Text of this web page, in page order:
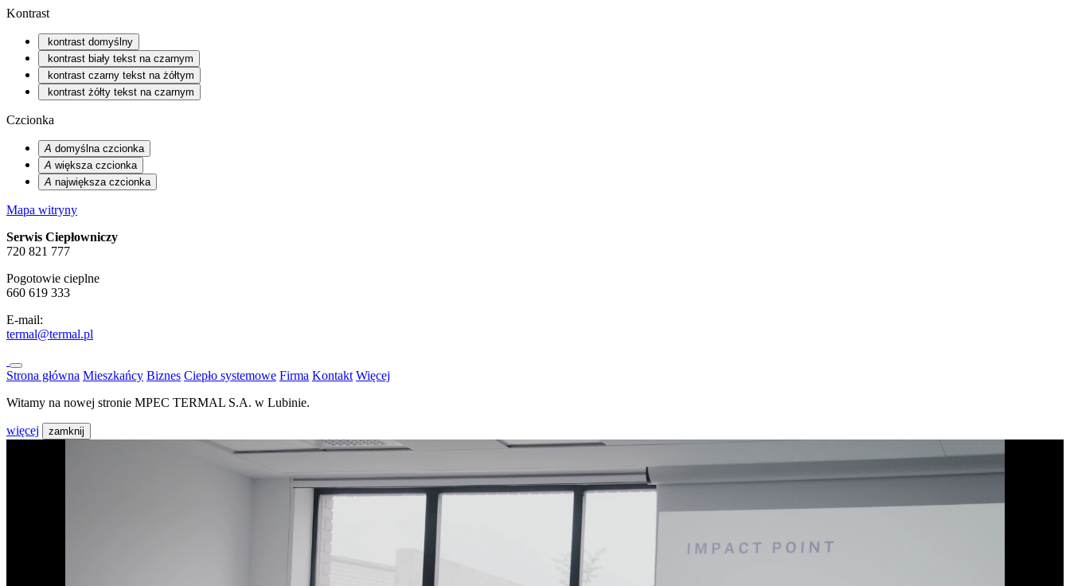
Kontrast
kontrast domyślny
kontrast biały tekst na czarnym
kontrast czarny tekst na żółtym
kontrast żółty tekst na czarnym
Czcionka
A domyślna czcionka
A większa czcionka
A największa czcionka
Mapa witryny
Serwis Ciepłowniczy
720 821 777
Pogotowie cieplne
660 619 333
E-mail:
termal@termal.pl
Strona główna Mieszkańcy Biznes Ciepło systemowe Firma Kontakt Więcej
Witamy na nowej stronie MPEC TERMAL S.A. w Lubinie.
więcej zamknij